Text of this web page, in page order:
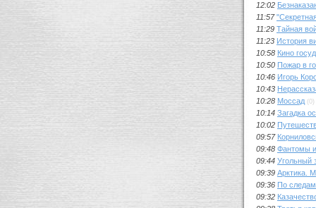
12:02
11:57
11:29 Тайная
11:23 История
10:58 Кино
10:50 Пожар в
10:46 Игорь
10:43
10:28 Моссад (0)
10:14 Загадка
10:02
09:57
09:48 Фантомы
09:44 Угольный
09:39 Арктика.
09:36 По
09:32